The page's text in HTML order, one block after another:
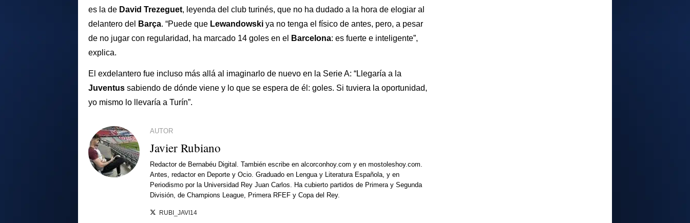
es la de David Trezeguet, leyenda del club turinés, que no ha dudado a la hora de elogiar al
delantero del
Barça. “Puede que Lewandowski ya no tenga el físico de antes, pero, a pesar
de no jugar con regularidad, ha marcado 14 goles en el
Barcelona: es fuerte e inteligente”,
explica.
El exdelantero fue incluso más allá al imaginarlo de nuevo en la Serie A: “Llegaría a la
Juventus sabiendo de dónde viene y lo que se espera de él: goles. Si tuviera la oportunidad,
yo mismo lo llevaría a Turín”.
AUTOR
Javier Rubiano
Redactor de Bernabéu Digital. También escribe en alcorconhoy.com y en mostoleshoy.com.
Antes, redactor en Deporte y Ocio. Graduado en Lengua y Literatura Española, y en
Periodismo por la Universidad Rey Juan Carlos. Ha cubierto partidos de Primera y Segunda
División, de Champions League, Primera RFEF y Copa del Rey.
RUBI_JAVI14